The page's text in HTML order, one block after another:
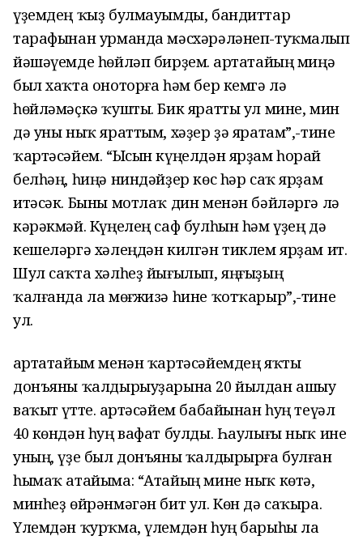
үҙемдең ҡыҙ булмауымды, бандиттар
тарафынан урманда мәсхәрәләнеп-туҡмалып
йәшәүемде һөйләп бирҙем. Ҡартатайың миңә
был хаҡта оноторға һәм бер кемгә лә
һөйләмәҫкә ҡушты. Бик яратты ул мине, мин
дә уны ныҡ яраттым, хәҙер ҙә яратам”,-тине
ҡартәсәйем. “Ысын күңелдән ярҙам һорай
белһәң, һиңә ниндәйҙер көс һәр саҡ ярҙам
итәсәк. Быны мотлаҡ дин менән бәйләргә лә
кәрәкмәй. Күңелең саф булһын һәм үҙең дә
кешеләргә хәлеңдән килгән тиклем ярҙам ит.
Шул саҡта хәлһеҙ йығылып, яңғыҙың
ҡалғанда ла мөғжизә һине ҡотҡарыр”,-тине
ул.
Ҡартатайым менән ҡартәсәйемдең яҡты
донъяны ҡалдырыуҙарына 20 йылдан ашыу
ваҡыт үтте. Ҡартәсәйем бабайынан һуң теүәл
40 көндән һуң вафат булды. Һаулығы ныҡ ине
уның, үҙе был донъяны ҡалдырырға булған
һымаҡ атайыма: “Атайың мине ныҡ көтә,
минһеҙ өйрәнмәгән бит ул. Көн дә саҡыра.
Үлемдән ҡурҡма, үлемдән һуң барыһы ла